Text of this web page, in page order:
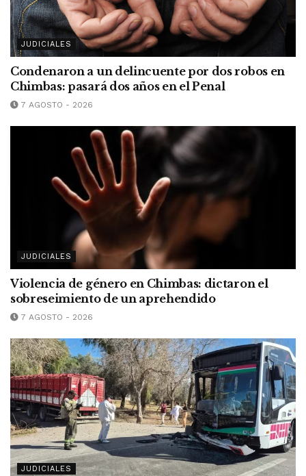
JUDICIALES
Condenaron a un delincuente por dos robos en
Chimbas: pasará dos años en el Penal
7 AGOSTO - 2026
JUDICIALES
Violencia de género en Chimbas: dictaron el
sobreseimiento de un aprehendido
7 AGOSTO - 2026
JUDICIALES